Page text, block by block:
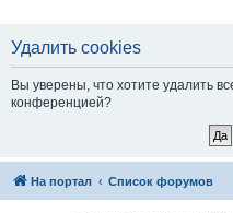
Удалить cookies
Вы уверены, что хотите удалить
конференцией?
На портал Список форумов